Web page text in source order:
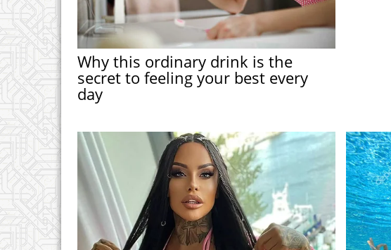
Why this ordinary drink is the
secret to feeling your best every
day